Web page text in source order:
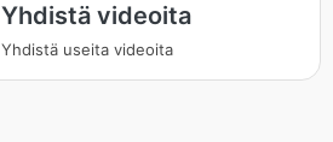
Yhdistä videoita
Yhdistä useita videoita